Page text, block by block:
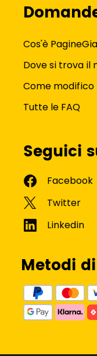
Cos'è
Dove si trova il
Come
Tutte le FAQ
Seguici
Metodi